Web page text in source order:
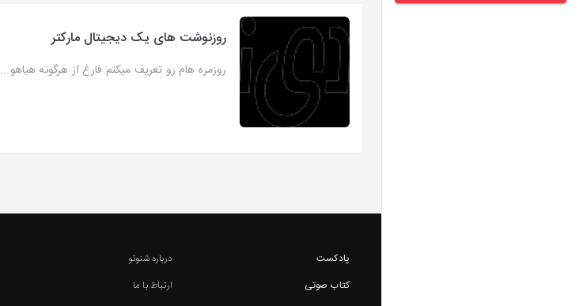
روزنوشت های یک دیجیتال مارکتر
روزمره هام رو تعریف میکنم فارغ از هرگونه هیاهو...
پادکست
کتاب صوتی
درباره شنوتو
ارتباط با ما